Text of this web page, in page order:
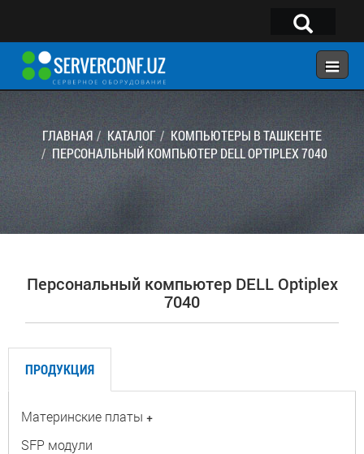
×
ГЛАВНАЯ
КОНФИГУРАТОР
КАТАЛОГ
УСЛУГИ
КОНТАКТЫ
Telegram:@serverconf_uz
Тел: (90) 932-18-00
ГЛАВНАЯ КАТАЛОГ
КОМПЬЮТЕРЫ В ТАШКЕНТЕ
ПЕРСОНАЛЬНЫЙ КОМПЬЮТЕР DELL OPTIPLEX 7040
Персональный компьютер DELL Optiplex
7040
ПРОДУКЦИЯ
Материнские платы +
SFP модули